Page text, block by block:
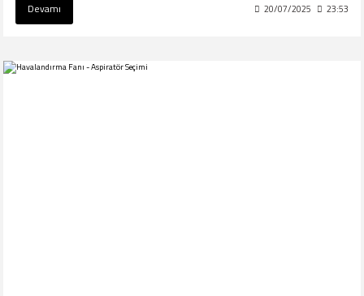
Devamı 20/07/2025 23:53